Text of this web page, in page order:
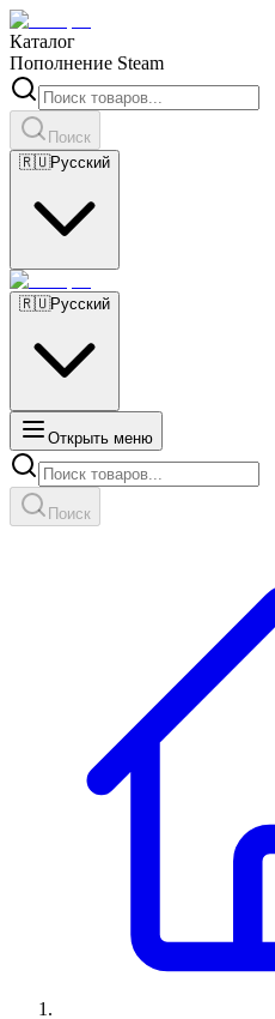
Каталог
Пополнение Steam
Поиск
🇷🇺Русский
🇷🇺Русский
Открыть меню
Поиск